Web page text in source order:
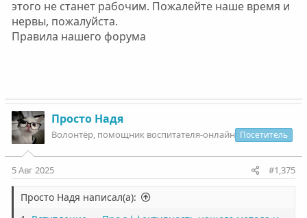
этого не станет рабочим. Пожалейте наше время и
нервы, пожалуйста.
Правила нашего форума
Просто Надя
Волонтëр, помощник воспитателя-онлайн Посетитель
5 Авг 2025 #1,375
Просто Надя написал(а):